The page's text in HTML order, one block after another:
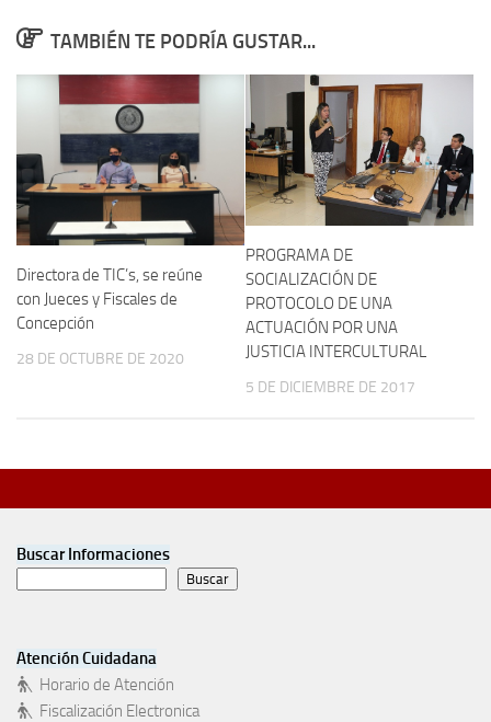
TAMBIÉN TE PODRÍA GUSTAR...
Directora de TIC’s, se reúne
con Jueces y Fiscales de
Concepción
28 DE OCTUBRE DE 2020
PROGRAMA DE
SOCIALIZACIÓN DE
PROTOCOLO DE UNA
ACTUACIÓN POR UNA
JUSTICIA INTERCULTURAL
5 DE DICIEMBRE DE 2017
Buscar Informaciones
Buscar
Atención Cuidadana
Horario de Atención
Fiscalización Electronica